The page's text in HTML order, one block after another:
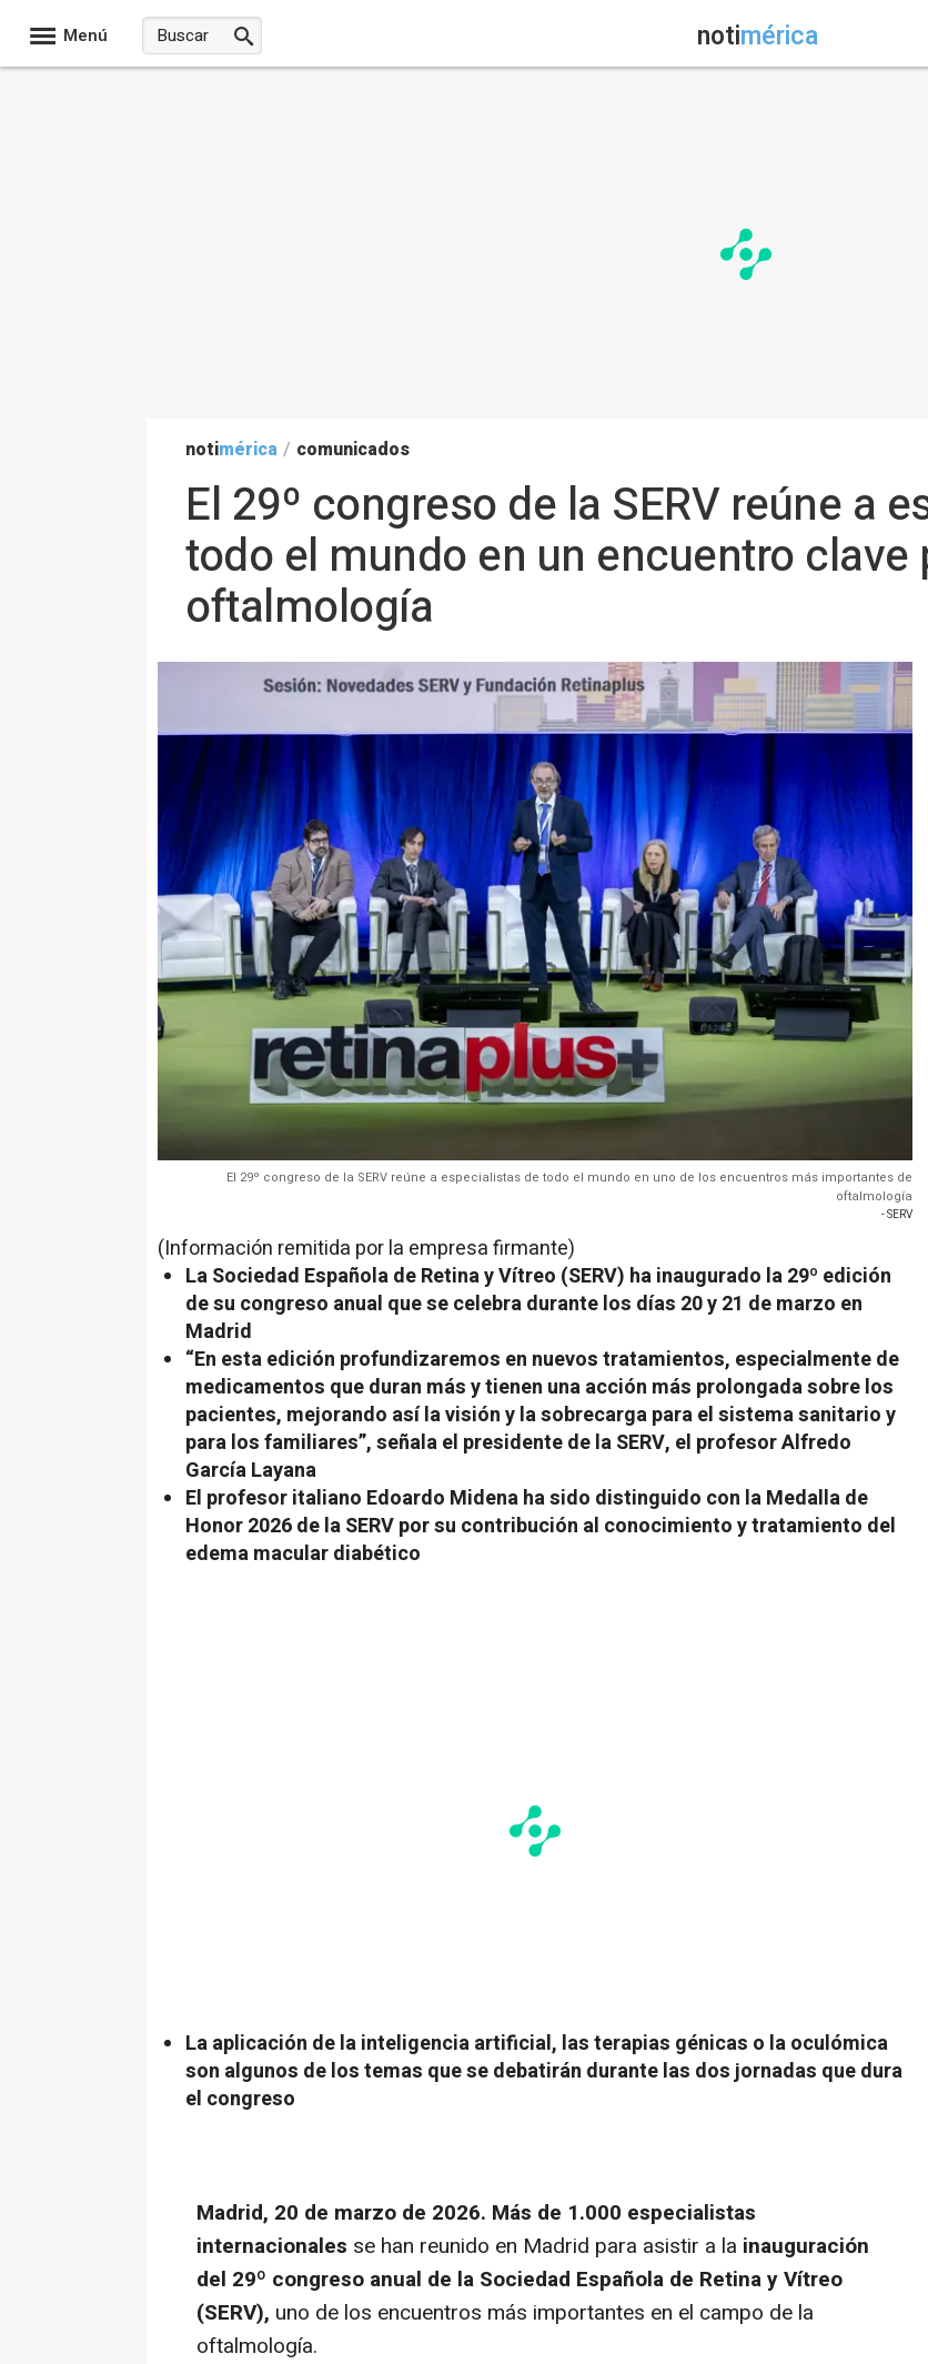
Menú notimérica
notimérica / comunicados
El 29º congreso de la SERV reúne a
todo el mundo en un encuentro clave
oftalmología
El 29º congreso de la SERV reúne a especialistas de todo el mundo en uno de los encuentros más importantes de
oftalmología
- SERV
(Información remitida por la empresa firmante)
La Sociedad Española de Retina y Vítreo (SERV) ha inaugurado la 29º edición
de su congreso anual que se celebra durante los días 20 y 21 de marzo en
Madrid
“En esta edición profundizaremos en nuevos tratamientos, especialmente de
medicamentos que duran más y tienen una acción más prolongada sobre los
pacientes, mejorando así la visión y la sobrecarga para el sistema sanitario y
para los familiares”, señala el presidente de la SERV, el profesor Alfredo
García Layana
El profesor italiano Edoardo Midena ha sido distinguido con la Medalla de
Honor 2026 de la SERV por su contribución al conocimiento y tratamiento del
edema macular diabético
La aplicación de la inteligencia artificial, las terapias génicas o la oculómica
son algunos de los temas que se debatirán durante las dos jornadas que dura
el congreso
Madrid, 20 de marzo de 2026. Más de 1.000 especialistas
internacionales se han reunido en Madrid para asistir a la inauguración
del 29º congreso anual de la Sociedad Española de Retina y Vítreo
(SERV), uno de los encuentros más importantes en el campo de la
oftalmología.